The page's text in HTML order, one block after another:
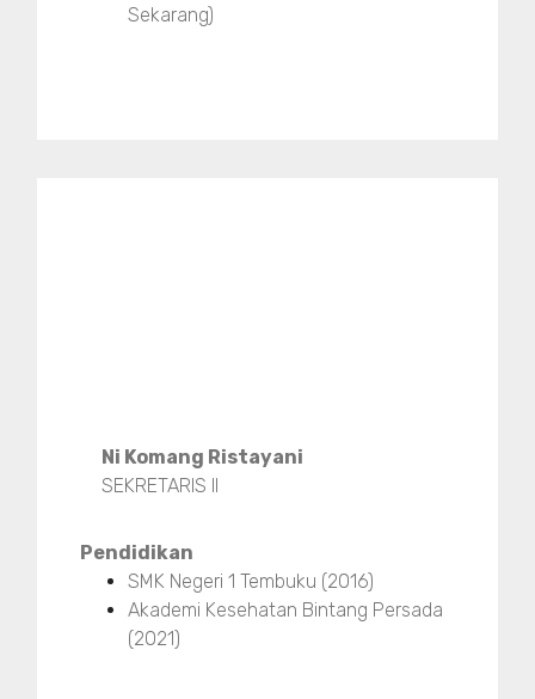
Sekarang)
Ni Komang Ristayani
SEKRETARIS II
Pendidikan
SMK Negeri 1 Tembuku (2016)
Akademi Kesehatan Bintang Persada
(2021)